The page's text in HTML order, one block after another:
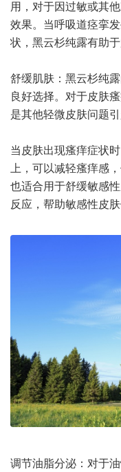
用，对于因过敏或其
效果。当呼吸道痉挛
状，黑云杉纯露有助
舒缓肌肤：黑云杉纯
良好选择。对于皮肤
是其他轻微皮肤问题
当皮肤出现瘙痒症状
上，可以减轻瘙痒感
也适合用于舒缓敏感
反应，帮助敏感性皮肤
调节油脂分泌：对于